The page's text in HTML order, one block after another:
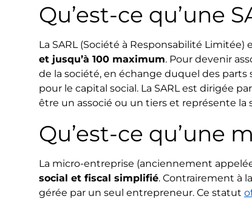
Qu’est-ce qu’une
La SARL (Société à Responsabilité
et jusqu’à 100 maximum. Pour devenir
de la société, en échange duquel des
pour le capital social. La SARL est dirigée
être un associé ou un tiers et représente
Qu’est-ce qu’une
La micro-entreprise (anciennement
social et fiscal simplifié. Contrairement à
gérée par un seul entrepreneur. Ce statut